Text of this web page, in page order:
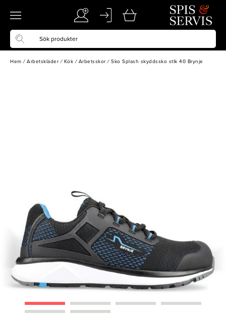
Hem / Arbetskläder / Kök / Arbetsskor / Sko Splash skyddssko stlk 40 Brynje